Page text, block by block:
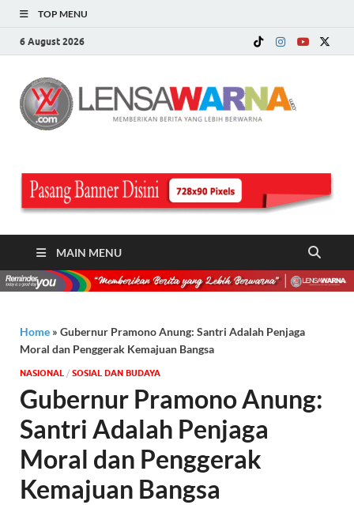
TOP MENU
6 August 2026
MAIN MENU
Home » Gubernur Pramono Anung: Santri Adalah Penjaga
Moral dan Penggerak Kemajuan Bangsa
NASIONAL / SOSIAL DAN BUDAYA
Gubernur Pramono Anung:
Santri Adalah Penjaga
Moral dan Penggerak
Kemajuan Bangsa